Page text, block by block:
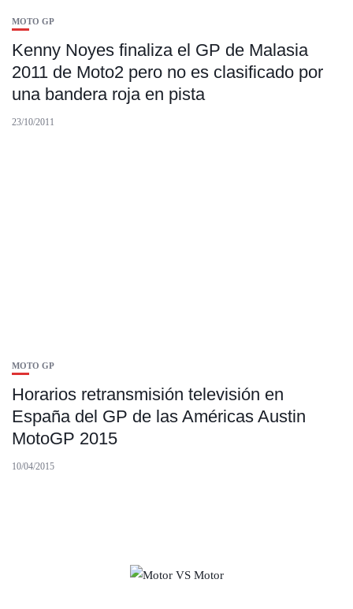
MOTO GP
Kenny Noyes finaliza el GP de Malasia
2011 de Moto2 pero no es clasificado por
una bandera roja en pista
23/10/2011
MOTO GP
Horarios retransmisión televisión en
España del GP de las Américas Austin
MotoGP 2015
10/04/2015